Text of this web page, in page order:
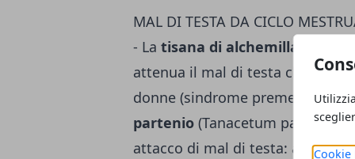
Cookie
MAL DI TESTA DA CICLO
- La tisana di alchemilla
attenua il mal di testa che
donne (sindrome
partenio (Tanacetum
attacco di mal di testa: anche il